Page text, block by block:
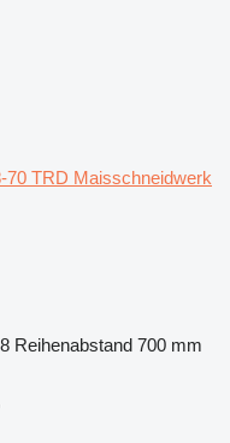
70 TRD Maisschneidwerk
8 Reihenabstand 700 mm